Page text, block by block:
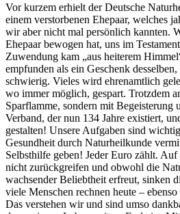
Vor kurzem erhielt der Deutsche
einem verstorbenen Ehepaar, welches
wir aber nicht mal persönlich kannten.
Ehepaar bewogen hat, uns im
Zuwendung kam „aus heiterem
empfunden als ein Geschenk
schwierig. Vieles wird ehrenamtlich
wo immer möglich, gespart. Trotzdem
Sparflamme, sondern mit Begeisterung
Verband, der nun 134 Jahre existiert,
gestalten! Unsere Aufgaben sind
Gesundheit durch Naturheilkunde
Selbsthilfe geben! Jeder Euro zählt.
nicht zurückgreifen und obwohl die
wachsender Beliebtheit erfreut, sinken
viele Menschen rechnen heute –
Das verstehen wir und sind umso